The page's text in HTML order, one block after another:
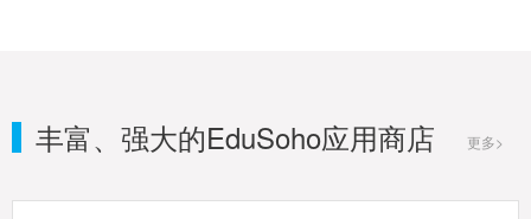
丰富、强大的EduSoho应用商店 更多>